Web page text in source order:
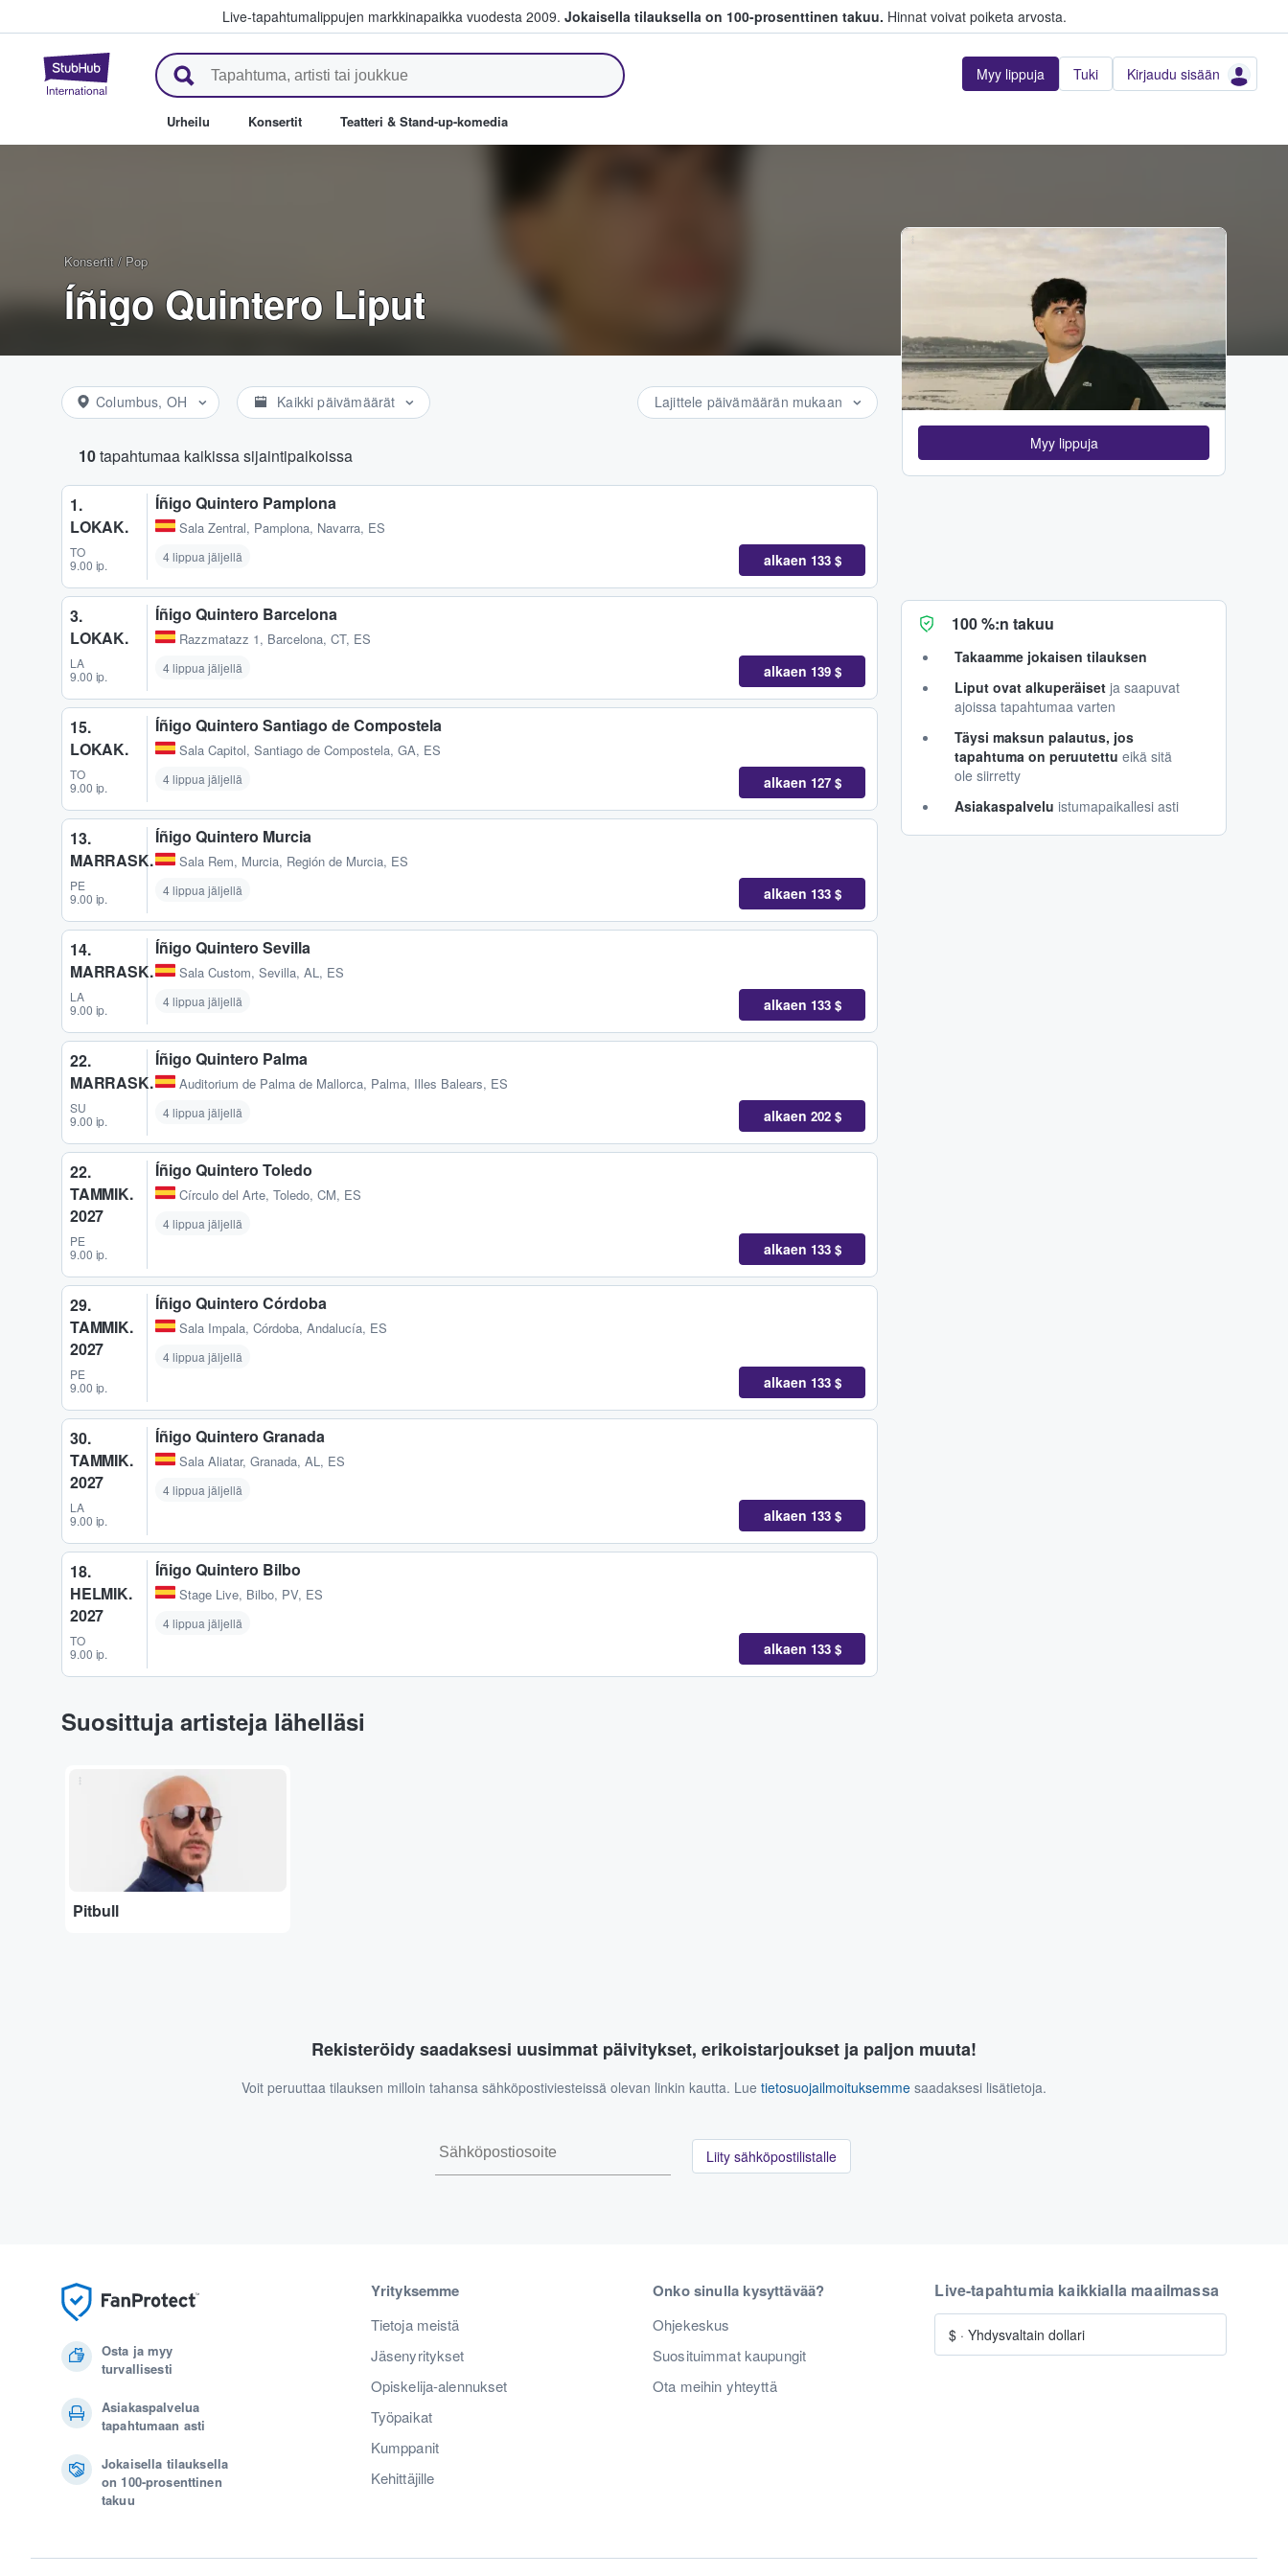
Live-tapahtumalippujen markkinapaikka vuodesta 2009. Jokaisella tilauksella on 100-prosenttinen takuu. Hinnat voivat poiketa arvosta.
StubHub - missä fanit ostavat ja myyvät lippuja Myy lippuja Tuki Kirjaudu sisään
Urheilu Konsertit Teatteri & Stand-up-komedia
Konsertit / Pop
Íñigo Quintero Liput
Columbus, OH Kaikki päivämäärät Lajittele päivämäärän mukaan
10tapahtumaa kaikissa sijaintipaikoissa
1.
LOKAK.
TO
9.00 ip.
Íñigo Quintero Pamplona
Sala Zentral, Pamplona, Navarra, ES
4 lippua jäljellä alkaen 133 $
3.
LOKAK.
LA
9.00 ip.
Íñigo Quintero Barcelona
Razzmatazz 1, Barcelona, CT, ES
4 lippua jäljellä alkaen 139 $
15.
LOKAK.
TO
9.00 ip.
Íñigo Quintero Santiago de Compostela
Sala Capitol, Santiago de Compostela, GA, ES
4 lippua jäljellä alkaen 127 $
13.
MARRASK.
PE
9.00 ip.
Íñigo Quintero Murcia
Sala Rem, Murcia, Región de Murcia, ES
4 lippua jäljellä alkaen 133 $
14.
MARRASK.
LA
9.00 ip.
Íñigo Quintero Sevilla
Sala Custom, Sevilla, AL, ES
4 lippua jäljellä alkaen 133 $
22.
MARRASK.
SU
9.00 ip.
Íñigo Quintero Palma
Auditorium de Palma de Mallorca, Palma, Illes Balears, ES
4 lippua jäljellä alkaen 202 $
22.
TAMMIK.
2027
PE
9.00 ip.
Íñigo Quintero Toledo
Círculo del Arte, Toledo, CM, ES
4 lippua jäljellä
alkaen 133 $
29.
TAMMIK.
2027
PE
9.00 ip.
Íñigo Quintero Córdoba
Sala Impala, Córdoba, Andalucía, ES
4 lippua jäljellä
alkaen 133 $
30.
TAMMIK.
2027
LA
9.00 ip.
Íñigo Quintero Granada
Sala Aliatar, Granada, AL, ES
4 lippua jäljellä
alkaen 133 $
18.
HELMIK.
2027
TO
9.00 ip.
Íñigo Quintero Bilbo
Stage Live, Bilbo, PV, ES
4 lippua jäljellä
alkaen 133 $
...
Myy lippuja
100 %:n takuu
Takaamme jokaisen tilauksen
Liput ovat alkuperäiset ja saapuvat
ajoissa tapahtumaa varten
Täysi maksun palautus, jos
tapahtuma on peruutettu eikä sitä
ole siirretty
Asiakaspalvelu istumapaikallesi asti
Suosittuja artisteja lähelläsi
Pitbull
Rekisteröidy saadaksesi uusimmat päivitykset, erikoistarjoukset ja paljon muuta!
Voit peruuttaa tilauksen milloin tahansa sähköpostiviesteissä olevan linkin kautta. Lue tietosuojailmoituksemme saadaksesi lisätietoja.
Liity sähköpostilistalle
Osta ja myy
turvallisesti
Asiakaspalvelua
tapahtumaan asti
Jokaisella tilauksella
on 100-prosenttinen
takuu
Yrityksemme
Tietoja meistä
Jäsenyritykset
Opiskelija-alennukset
Työpaikat
Kumppanit
Kehittäjille
Onko sinulla kysyttävää?
Ohjekeskus
Suosituimmat kaupungit
Ota meihin yhteyttä
Live-tapahtumia kaikkialla maailmassa
$ ·Yhdysvaltain dollari